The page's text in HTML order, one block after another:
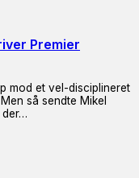
Premier
mod et vel-disciplineret
så sendte Mikel
der…